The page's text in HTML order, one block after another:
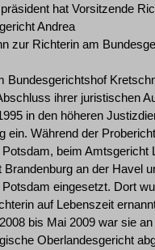
hat Vorsitzende
Andrea
zur Richterin am
Bundesgerichtshof
ihrer juristischen
in den höheren
ein. Während der
Potsdam, beim Amtsgericht
an der Havel
Potsdam eingesetzt. Dort
auf Lebenszeit
bis Mai 2009 war sie an
Oberlandesgericht